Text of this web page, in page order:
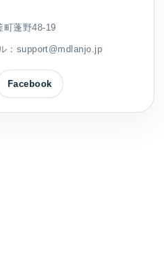
町蓬野48-19
： support@mdlanjo.jp
Facebook